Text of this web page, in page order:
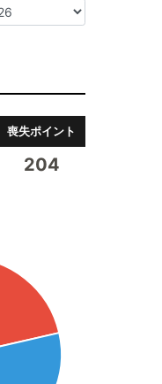
喪失ポイント
204